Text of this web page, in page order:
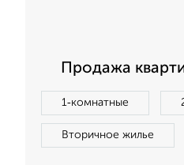
Продажа
1‑комнатные
Вторичное жилье